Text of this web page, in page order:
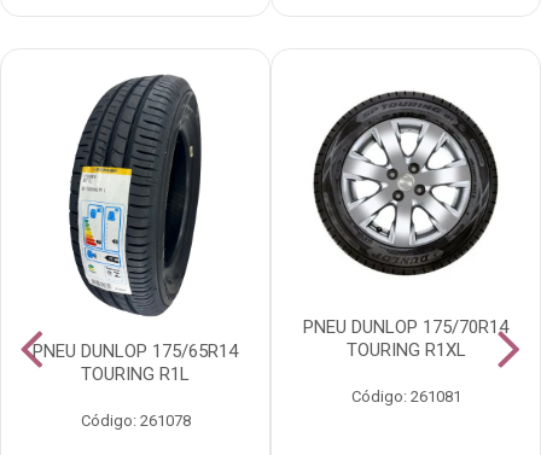
PNEU DUNLOP 175/65R14
TOURING R1L
Código: 261078
PNEU DUNLOP 175/70R14
TOURING R1XL
Código: 261081